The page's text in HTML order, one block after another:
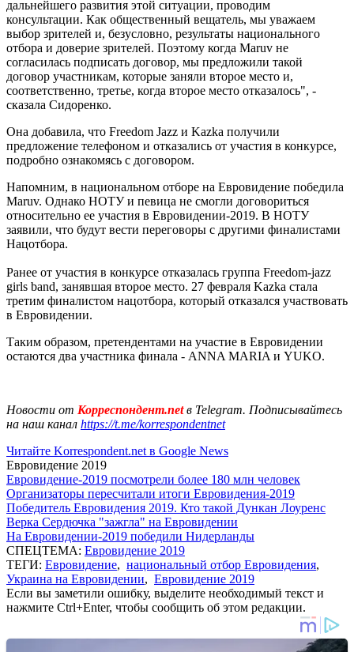
дальнейшего развития этой ситуации, проводим
консультации. Как общественный вещатель, мы уважаем
выбор зрителей и, безусловно, результаты национального
отбора и доверие зрителей. Поэтому когда Maruv не
согласилась подписать договор, мы предложили такой
договор участникам, которые заняли второе место и,
соответственно, третье, когда второе место отказалось", -
сказала Сидоренко.
Она добавила, что Freedom Jazz и Kazka получили
предложение телефоном и отказались от участия в конкурсе,
подробно ознакомясь с договором.
Напомним, в национальном отборе на Евровидение победила
Maruv. Однако НОТУ и певица не смогли договориться
относительно ее участия в Евровидении-2019. В НОТУ
заявили, что будут вести переговоры с другими финалистами
Нацотбора.
Ранее от участия в конкурсе отказалась группа Freedom-jazz
girls band, занявшая второе место. 27 февраля Kazka стала
третим финалистом нацотбора, который отказался участвовать
в Евровидении.
Таким образом, претендентами на участие в Евровидении
остаются два участника финала - ANNA MARIA и YUKO.
Новости от Корреспондент.netв Telegram. Подписывайтесь
на наш канал https://t.me/korrespondentnet
Читайте Korrespondent.net в Google News
Евровидение 2019
Евровидение-2019 посмотрели более 180 млн человек
Организаторы пересчитали итоги Евровидения-2019
Победитель Евровидения 2019. Кто такой Дункан Лоуренс
Верка Сердючка "зажгла" на Евровидении
На Евровидении-2019 победили Нидерланды
СПЕЦТЕМА: Евровидение 2019
ТЕГИ: Евровидение, национальный отбор Евровидения,
Украина на Евровидении, Евровидение 2019
Если вы заметили ошибку, выделите необходимый текст и
нажмите Ctrl+Enter, чтобы сообщить об этом редакции.